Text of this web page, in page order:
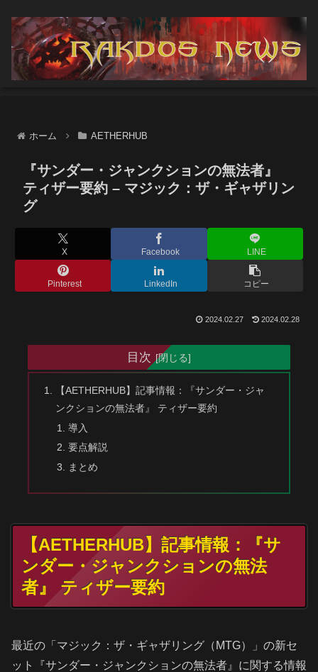
ホーム AETHERHUB
『サンダー・ジャンクションの無法者』
ティザー要約 – マジック：ザ・ギャザリン
グ
X Facebook LINE
Pinterest LinkedIn コピー
2024.02.27 2024.02.28
目次
【AETHERHUB】記事情報：『サンダー・ジャ
ンクションの無法者』 ティザー要約
導入
要点解説
まとめ
【AETHERHUB】記事情報：『サ
ンダー・ジャンクションの無法
者』 ティザー要約
最近の「マジック：ザ・ギャザリング（MTG）」の新セ
ット『サンダー・ジャンクションの無法者』に関する情報